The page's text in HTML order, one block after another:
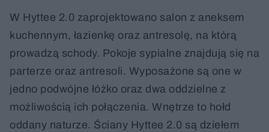
W Hyttee 2.0 zaprojektowano salon z aneksem
kuchennym, łazienkę oraz antresolę, na którą
prowadzą schody. Pokoje sypialne znajdują się na
parterze oraz antresoli. Wyposażone są one w
jedno podwójne łóżko oraz dwa oddzielne z
możliwością ich połączenia. Wnętrze to hołd
oddany naturze. Ściany Hyttee 2.0 są dziełem